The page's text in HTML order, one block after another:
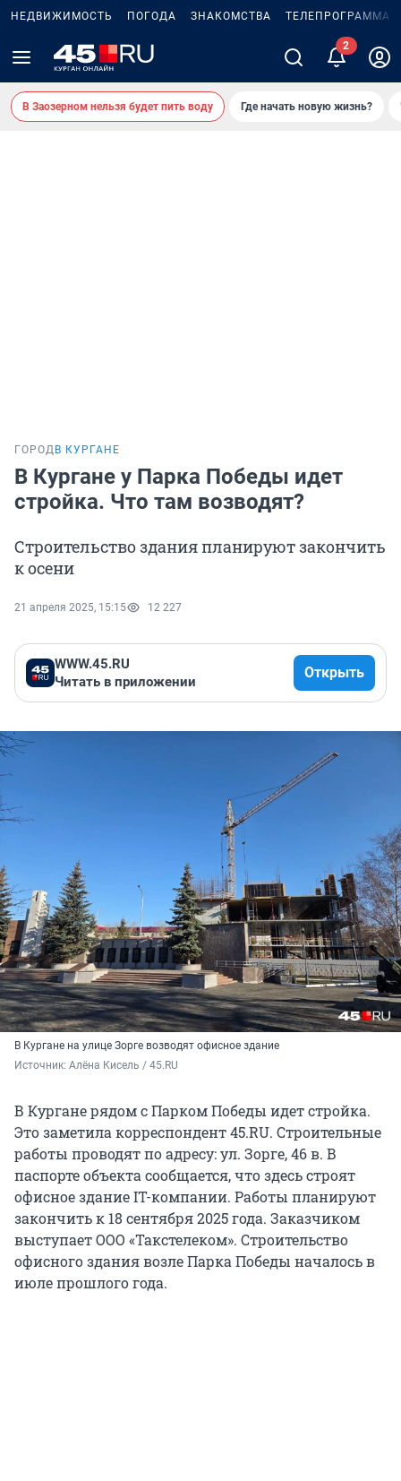
НЕДВИЖИМОСТЬ ПОГОДА ЗНАКОМСТВА ТЕЛЕПРОГРАММА
В Заозерном нельзя будет пить воду Где начать новую жизнь?
ГОРОД В КУРГАНЕ
В Кургане у Парка Победы идет
стройка. Что там возводят?
Строительство здания планируют закончить
к осени
21 апреля 2025, 15:15 12 227
WWW.45.RU
Читать в приложении
Открыть
В Кургане на улице Зорге возводят офисное здание
Источник: Алёна Кисель / 45.RU
В Кургане рядом с Парком Победы идет стройка.
Это заметила корреспондент 45.RU. Строительные
работы проводят по адреcу: ул. Зорге, 46 в. В
паспорте объекта сообщается, что здесь строят
офисное здание IT-компании. Работы планируют
закончить к 18 сентября 2025 года. Заказчиком
выступает ООО «Такстелеком». Строительство
офисного здания возле Парка Победы началось в
июле прошлого года.